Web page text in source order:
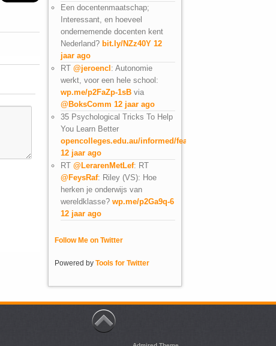
Een docentenmaatschap;
Interessant, en hoeveel
ondernemende docenten kent
Nederland? bit.ly/NZz40Y 12
jaar ago
RT@jeroencl : Autonomie
werkt, voor een hele school:
wp.me/p2FaZp-1sB via
@BoksComm 12 jaar ago
35 Psychological Tricks To Help
You Learn Better
opencolleges.edu.au/informed/featu…
12 jaar ago
RT@LerarenMetLef: RT
@FeysRaf: Riley (VS): Hoe
herken je onderwijs van
wereldklasse?wp.me/p2Ga9q-6
12 jaar ago
Follow Me on Twitter
Powered byTools for Twitter